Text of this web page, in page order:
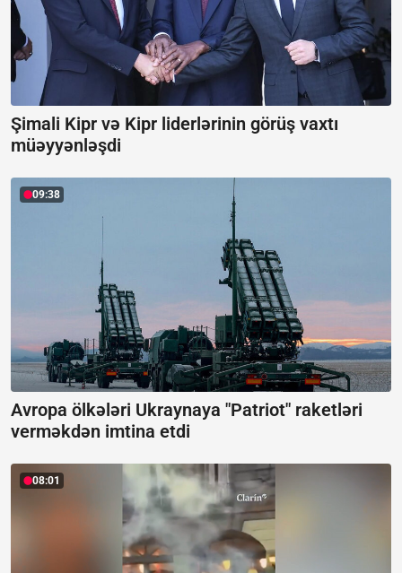
Şimali Kipr və Kipr liderlərinin görüş vaxtı
müəyyənləşdi
09:38
Avropa ölkələri Ukraynaya "Patriot" raketləri
verməkdən imtina etdi
08:01